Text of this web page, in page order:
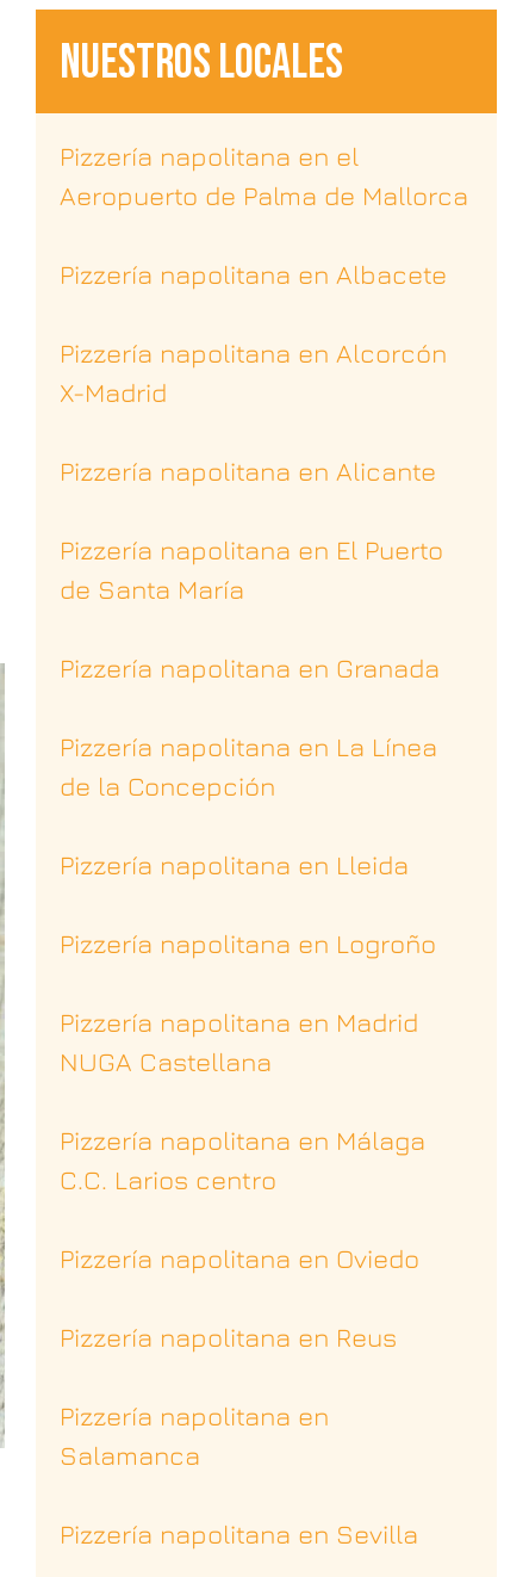
NUESTROS LOCALES
Pizzería napolitana en el
Aeropuerto de Palma de Mallorca
Pizzería napolitana en Albacete
Pizzería napolitana en Alcorcón
X-Madrid
Pizzería napolitana en Alicante
Pizzería napolitana en El Puerto
de Santa María
Pizzería napolitana en Granada
Pizzería napolitana en La Línea
de la Concepción
Pizzería napolitana en Lleida
Pizzería napolitana en Logroño
Pizzería napolitana en Madrid
NUGA Castellana
Pizzería napolitana en Málaga
C.C. Larios centro
Pizzería napolitana en Oviedo
Pizzería napolitana en Reus
Pizzería napolitana en
Salamanca
Pizzería napolitana en Sevilla